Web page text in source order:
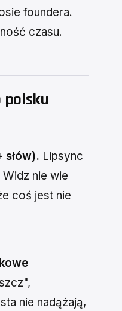
foundera.
czasu.
polsku
słów). Lipsync
Widz nie wie
coś jest nie
nie nadążają,